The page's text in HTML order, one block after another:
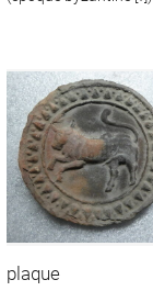
plaque